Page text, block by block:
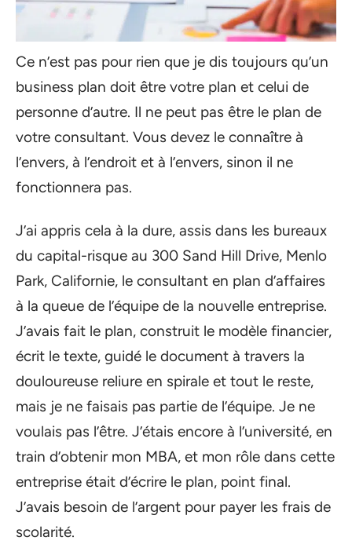
Ce n’est pas pour rien que je dis toujours qu’un
business plan doit être votre plan et celui de
personne d’autre. Il ne peut pas être le plan de
votre consultant. Vous devez le connaître à
l’envers, à l’endroit et à l’envers, sinon il ne
fonctionnera pas.
J’ai appris cela à la dure, assis dans les bureaux
du capital-risque au 300 Sand Hill Drive, Menlo
Park, Californie, le consultant en plan d’affaires
à la queue de l’équipe de la nouvelle entreprise.
J’avais fait le plan, construit le modèle financier,
écrit le texte, guidé le document à travers la
douloureuse reliure en spirale et tout le reste,
mais je ne faisais pas partie de l’équipe. Je ne
voulais pas l’être. J’étais encore à l’université, en
train d’obtenir mon MBA, et mon rôle dans cette
entreprise était d’écrire le plan, point final.
J’avais besoin de l’argent pour payer les frais de
scolarité.